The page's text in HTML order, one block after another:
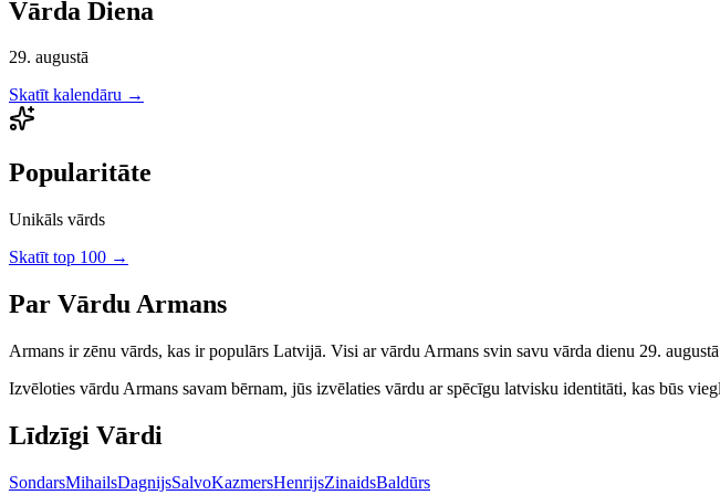
Vārda Diena
29. augustā
Skatīt kalendāru →
Popularitāte
Unikāls vārds
Skatīt top 100 →
Par Vārdu Armans
Armans irzēnu vārds, kas ir populārs Latvijā. Visi ar vārdu Armans svin savu vārda dienu 29.
Izvēloties vārdu Armans savam bērnam, jūs izvēlaties vārdu ar spēcīgu latvisku identitāti, kas būs
Līdzīgi Vārdi
SondarsMihailsDagnijsSalvoKazmersHenrijsZinaidsBaldūrs